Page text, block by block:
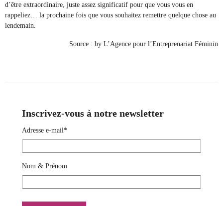
d’être extraordinaire, juste assez significatif pour que vous vous en
rappeliez… la prochaine fois que vous souhaitez remettre quelque chose au
lendemain.
Source : by L’Agence pour l’Entreprenariat Féminin
Inscrivez-vous à notre newsletter
Adresse e-mail*
Nom & Prénom